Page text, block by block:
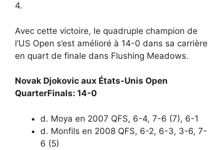
4.
Avec cette victoire, le quadruple champion de
l’US Open s’est amélioré à 14-0 dans sa carrière
en quart de finale dans Flushing Meadows.
Novak Djokovic aux États-Unis Open
QuarterFinals: 14-0
d. Moya en 2007 QFS, 6-4, 7-6 (7), 6-1
d. Monfils en 2008 QFS, 6-2, 6-3, 3-6, 7-
6 (5)